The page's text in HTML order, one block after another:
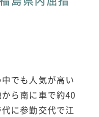
でも人気が高い
ら南に車で約40
に参勤交代で江